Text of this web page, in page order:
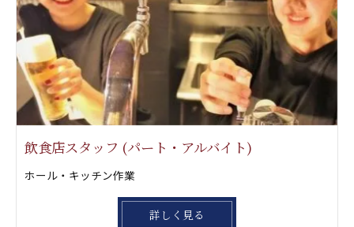
飲食店スタッフ (パート・アルバイト)
ホール・キッチン作業
詳しく見る